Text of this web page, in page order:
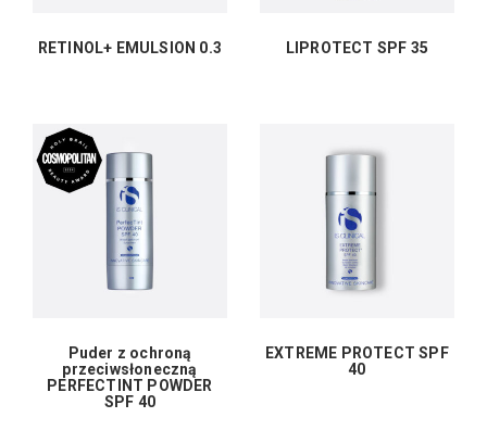
RETINOL+ EMULSION 0.3 LIPROTECT SPF 35
Puder z ochroną
przeciwsłoneczną
PERFECTINT POWDER
SPF 40
EXTREME PROTECT SPF
40